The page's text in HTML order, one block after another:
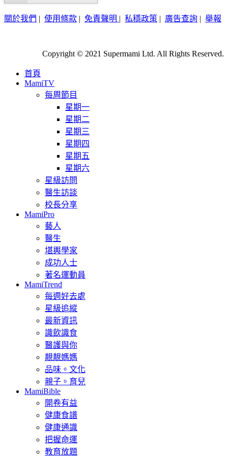
關於我們 | 使用條款 | 免責聲明 | 私穩政策 | 廣告查詢 | 舉報
Copyright © 2021 Supermami Ltd. All Rights Reserved.
首頁
MamiTV
每周節目
星期一
星期二
星期三
星期四
星期五
星期六
星級訪問
醫生訪談
校長分享
MamiPro
藝人
醫生
堪輿學家
成功人士
著名運動員
MamiTrend
每週好去處
星級追縱
最新資訊
識飲識食
醫護與你
靚靚媽媽
品味。文化
親子。育兒
MamiBible
開卷有益
健康食譜
健康通識
把握命運
教育放題